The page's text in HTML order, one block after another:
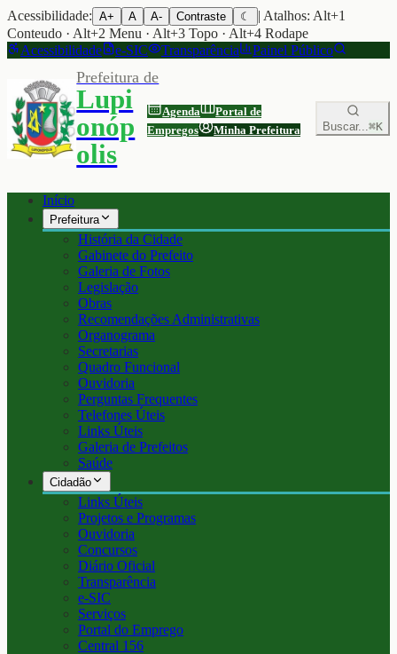
Acessibilidade: A+ A A- Contraste ☾
| Atalhos: Alt+1
Conteudo · Alt+2 Menu · Alt+3 Topo · Alt+4 Rodape
Acessibilidade
e-SIC Transparência Painel Público
Prefeitura de
Lupi
onóp
olis
Agenda
Portal de
Empregos
Minha Prefeitura Buscar...⌘K
Início
Prefeitura
História da Cidade
Gabinete do Prefeito
Galeria de Fotos
Legislação
Obras
Recomendações Administrativas
Organograma
Secretarias
Quadro Funcional
Ouvidoria
Perguntas Frequentes
Telefones Úteis
Links Úteis
Galeria de Prefeitos
Saúde
Cidadão
Links Úteis
Projetos e Programas
Ouvidoria
Concursos
Diário Oficial
Transparência
e-SIC
Serviços
Portal do Emprego
Central 156